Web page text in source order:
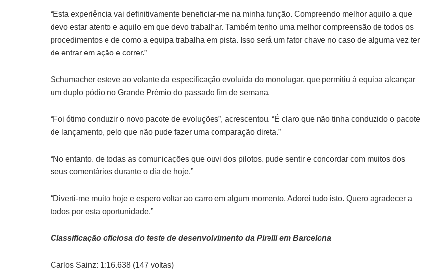
“Esta experiência vai definitivamente beneficiar-me na minha função. Compreendo melhor aquilo a que
devo estar atento e aquilo em que devo trabalhar. Também tenho uma melhor compreensão de todos os
procedimentos e de como a equipa trabalha em pista. Isso será um fator chave no caso de alguma vez ter
de entrar em ação e correr.”
Schumacher esteve ao volante da especificação evoluída do monolugar, que permitiu à equipa alcançar
um duplo pódio no Grande Prémio do passado fim de semana.
“Foi ótimo conduzir o novo pacote de evoluções”, acrescentou. “É claro que não tinha conduzido o pacote
de lançamento, pelo que não pude fazer uma comparação direta.”
“No entanto, de todas as comunicações que ouvi dos pilotos, pude sentir e concordar com muitos dos
seus comentários durante o dia de hoje.”
“Diverti-me muito hoje e espero voltar ao carro em algum momento. Adorei tudo isto. Quero agradecer a
todos por esta oportunidade.”
Classificação oficiosa do teste de desenvolvimento da Pirelli em Barcelona
Carlos Sainz: 1:16.638 (147 voltas)